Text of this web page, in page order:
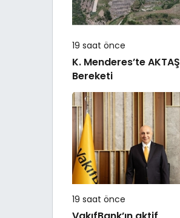
19 saat önce
K. Menderes’te AKTAŞ
Bereketi
19 saat önce